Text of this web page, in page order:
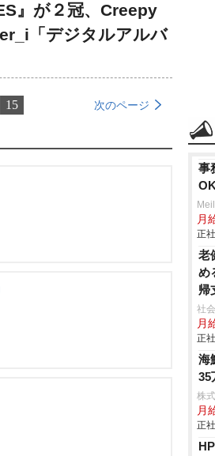
』が２冠、Creepy
「デジタルアルバ
15 次のページ
事
月
正
老
め
帰
社
月
正
海
35
株
月
正